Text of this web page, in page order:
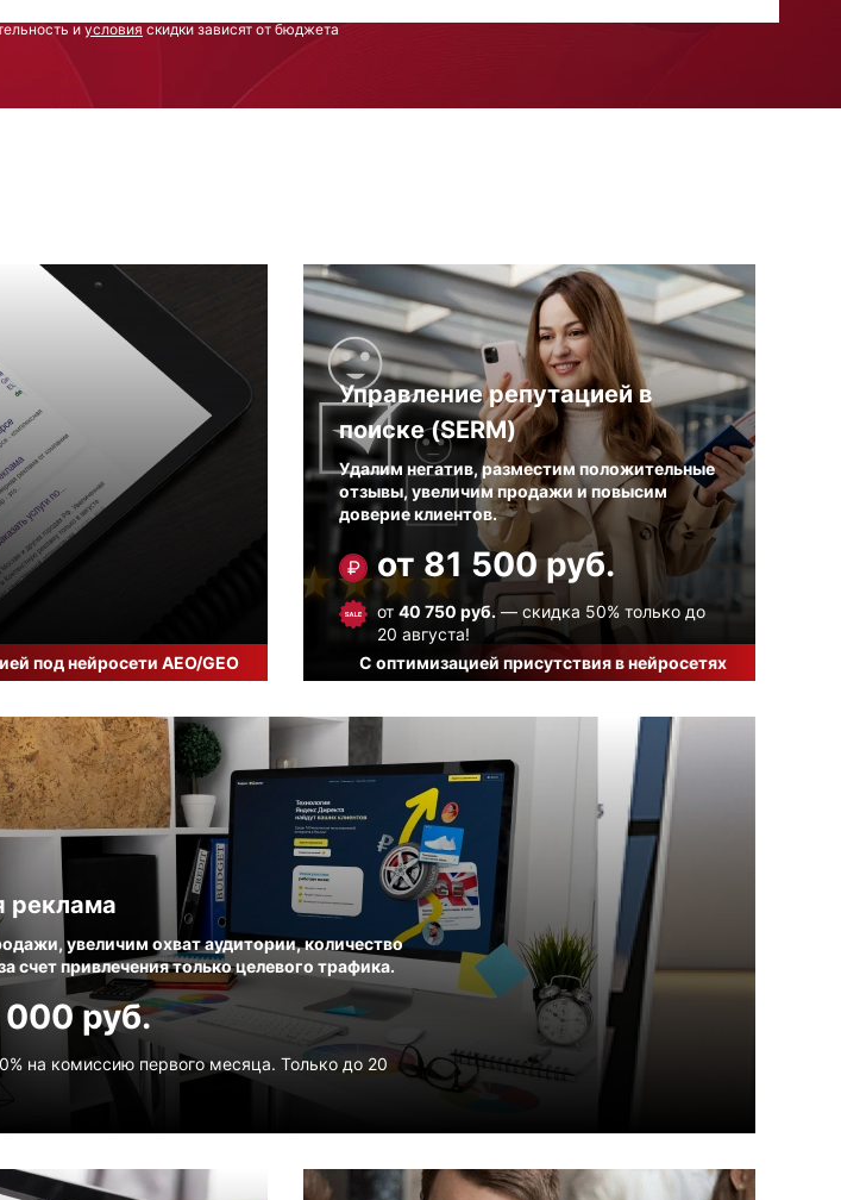
и условия скидки зависят от бюджета
под нейросети AEO/GEO
Управление репутацией в
поиске (SERM)
Удалим негатив, разместим положительные
отзывы, увеличим продажи и повысим
доверие клиентов.
от 81 500 руб.
от 40 750 руб. — скидка 50% только до
20 августа!
С оптимизацией присутствия в нейросетях
реклама
увеличим охват аудитории, количество
счет привлечения только целевого трафика.
000 руб.
на комиссию первого месяца. Только до 20